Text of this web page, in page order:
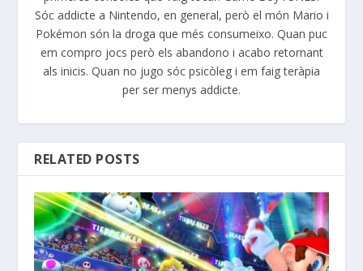
Sóc addicte a Nintendo, en general, però el món Mario i
Pokémon són la droga que més consumeixo. Quan puc
em compro jocs però els abandono i acabo retornant
als inicis. Quan no jugo sóc psicòleg i em faig teràpia
per ser menys addicte.
RELATED POSTS